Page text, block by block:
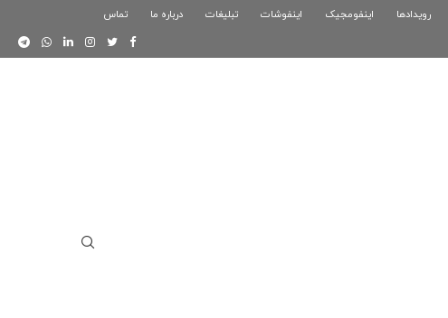
اینفوگرافیک بازی کلش رویال
رویدادها اینفومجیک اینفوشات تبلیغات درباره ما تماس